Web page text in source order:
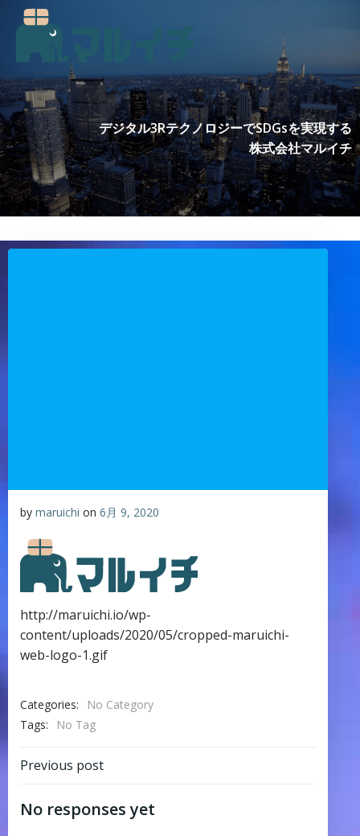
ツ
へ
ス
キ
ッ
プ
デジタル3RテクノロジーでSDGsを実現する
株式会社マルイチ
by maruichi on 6月 9, 2020
http://maruichi.io/wp-
content/uploads/2020/05/cropped-maruichi-
web-logo-1.gif
Categories:
No Category
Tags:
No Tag
Post
navigation
Previous post
No responses yet